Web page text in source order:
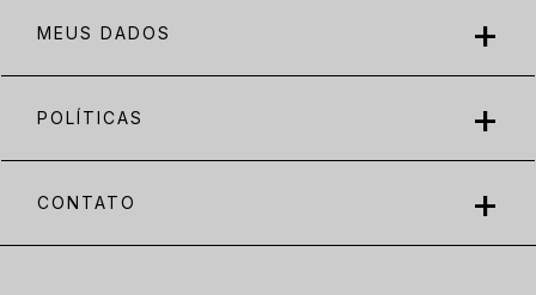
MEUS DADOS
POLÍTICAS
CONTATO